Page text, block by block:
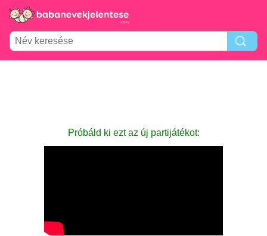
Próbáld ki ezt az új partijátékot: